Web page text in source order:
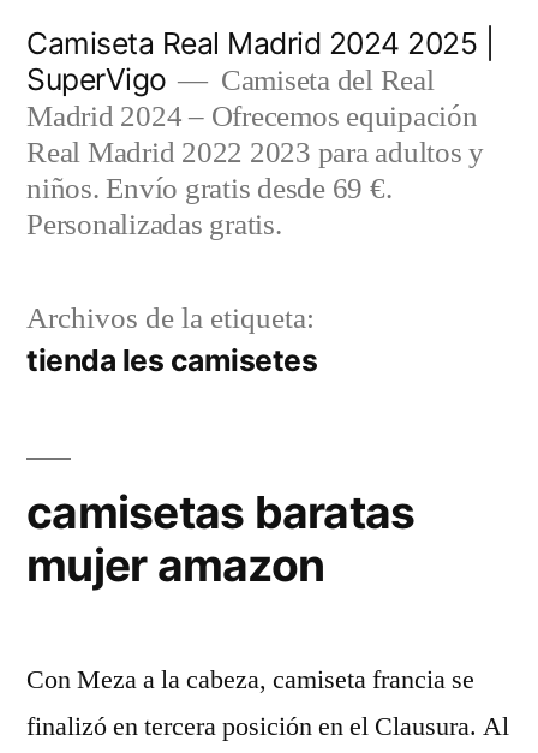
contenido
Camiseta Real Madrid 2024 2025 |
SuperVigo
Camiseta del Real
Madrid 2024 – Ofrecemos equipación
Real Madrid 2022 2023 para adultos y
niños. Envío gratis desde 69 €.
Personalizadas gratis.
Archivos de la etiqueta:
tienda les camisetes
camisetas baratas
mujer amazon
Con Meza a la cabeza, camiseta francia se
finalizó en tercera posición en el Clausura. Al